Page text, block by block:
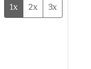
1x 2x 3x